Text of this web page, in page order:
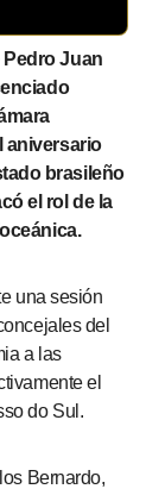
aniversario
brasileño
el rol de la
una sesión
del
a las
el
do Sul.
Bernardo,